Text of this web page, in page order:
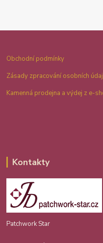
Obchodní podmínky
Zásady zpracování osobních
Kamenná prodejna a výdej z e-
Kontakty
Patchwork Star